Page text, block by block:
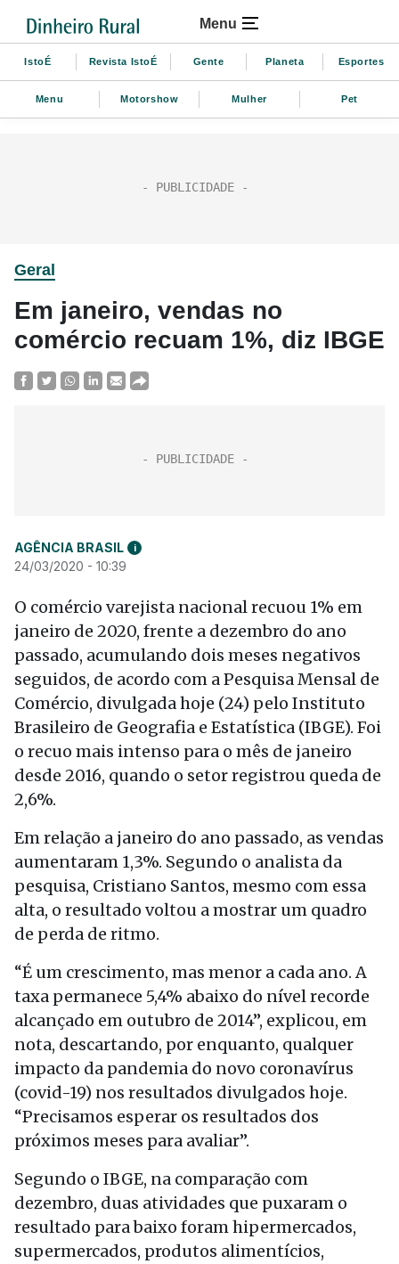
Menu
IstoÉ Revista IstoÉ Gente Planeta Esportes
Menu Motorshow Mulher Pet
Geral
Em janeiro, vendas no
comércio recuam 1%, diz IBGE
AGÊNCIA BRASIL i
24/03/2020 - 10:39
O comércio varejista nacional recuou 1% em
janeiro de 2020, frente a dezembro do ano
passado, acumulando dois meses negativos
seguidos, de acordo com a Pesquisa Mensal de
Comércio, divulgada hoje (24) pelo Instituto
Brasileiro de Geografia e Estatística (IBGE). Foi
o recuo mais intenso para o mês de janeiro
desde 2016, quando o setor registrou queda de
2,6%.
Em relação a janeiro do ano passado, as vendas
aumentaram 1,3%. Segundo o analista da
pesquisa, Cristiano Santos, mesmo com essa
alta, o resultado voltou a mostrar um quadro
de perda de ritmo.
“É um crescimento, mas menor a cada ano. A
taxa permanece 5,4% abaixo do nível recorde
alcançado em outubro de 2014”, explicou, em
nota, descartando, por enquanto, qualquer
impacto da pandemia do novo coronavírus
(covid-19) nos resultados divulgados hoje.
“Precisamos esperar os resultados dos
próximos meses para avaliar”.
Segundo o IBGE, na comparação com
dezembro, duas atividades que puxaram o
resultado para baixo foram hipermercados,
supermercados, produtos alimentícios,